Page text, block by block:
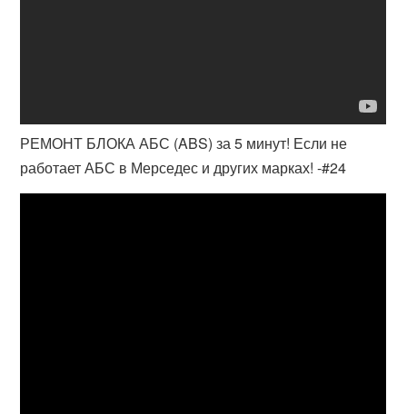
РЕМОНТ БЛОКА АБС (ABS) за 5 минут! Если не
работает АБС в Мерседес и других марках! -#24